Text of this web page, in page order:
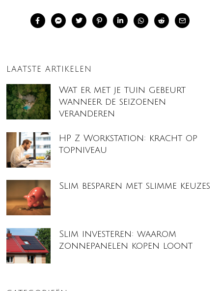
LAATSTE ARTIKELEN
Wat er met je tuin gebeurt
wanneer de seizoenen
veranderen
HP Z Workstation: kracht op
topniveau
Slim besparen met slimme keuzes
Slim investeren: waarom
zonnepanelen kopen loont